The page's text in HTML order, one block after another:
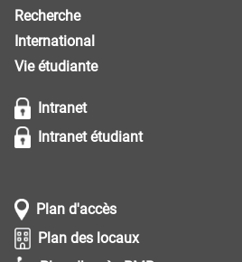
Recherche
International
Vie étudiante
Intranet
Intranet étudiant
Plan d'accès
Plan des locaux